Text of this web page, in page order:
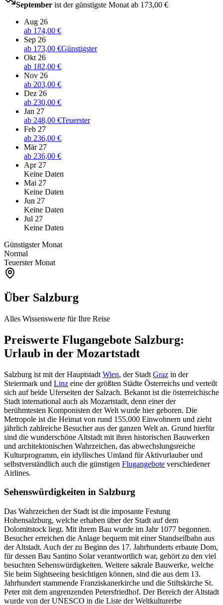
September ist der günstigste Monat ab 173,00 €
Aug 26
ab 174,00 €
Sep 26
ab 173,00 €Günstigster
Okt 26
ab 182,00 €
Nov 26
ab 203,00 €
Dez 26
ab 230,00 €
Jan 27
ab 248,00 €Teuerster
Feb 27
ab 236,00 €
Mär 27
ab 236,00 €
Apr 27
Keine Daten
Mai 27
Keine Daten
Jun 27
Keine Daten
Jul 27
Keine Daten
Günstigster Monat
Normal
Teuerster Monat
Über Salzburg
Alles Wissenswerte für Ihre Reise
Preiswerte Flugangebote Salzburg:
Urlaub in der Mozartstadt
Salzburg ist mit der Hauptstadt Wien, der Stadt Graz in der
Steiermark und Linz eine der größten Städte Österreichs und verteilt
sich auf beide Uferseiten der Salzach. Bekannt ist die österreichische
Stadt international auch als Mozartstadt, denn einer der
berühmtesten Komponisten der Welt wurde hier geboren. Die
Metropole ist die Heimat von rund 155.000 Einwohnern und zieht
jährlich zahlreiche Besucher aus der ganzen Welt an. Grund hierfür
sind die wunderschöne Altstadt mit ihren historischen Bauwerken
und architektonischen Wahrzeichen, das abwechslungsreiche
Kulturprogramm, ein idyllisches Umland für Aktivurlauber und
selbstverständlich auch die günstigen Flugangebote verschiedener
Airlines.
Sehenswürdigkeiten in Salzburg
Das Wahrzeichen der Stadt ist die imposante Festung
Hohensalzburg, welche erhaben über der Stadt auf dem
Dolomitstock liegt. Mit ihrem Bau wurde im Jahr 1077 begonnen.
Besucher erreichen die Anlage bequem mit einer Standseilbahn aus
der Altstadt. Auch der zu Beginn des 17. Jahrhunderts erbaute Dom,
für dessen Bau Santino Solar verantwortlich war, gehört zu den viel
besuchten Sehenswürdigkeiten. Weitere sakrale Bauwerke, welche
Sie beim Sightseeing besichtigen können, sind die aus dem 13.
Jahrhundert stammende Franziskanerkirche und die Stiftskirche St.
Peter mit dem angrenzenden Petersfriedhof. Der Bereich der Altstadt
wurde von der UNESCO in die Liste der Weltkulturerbe